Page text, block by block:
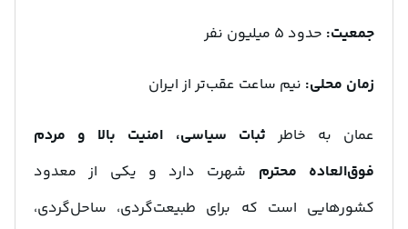
جمعیت: حدود ۵ میلیون نفر
زمان محلی: نیم ساعت عقب‌تر از ایران
عمان به خاطر ثبات سیاسی، امنیت بالا و مردم
فوق‌العاده محترم شهرت دارد و یکی از معدود
کشورهایی است که برای طبیعت‌گردی، ساحل‌گردی،